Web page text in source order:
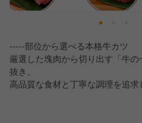
-----部位から選べる本格牛カツ
厳選した塊肉から切り出す「牛の
抜き、
高品質な食材と丁寧な調理を追